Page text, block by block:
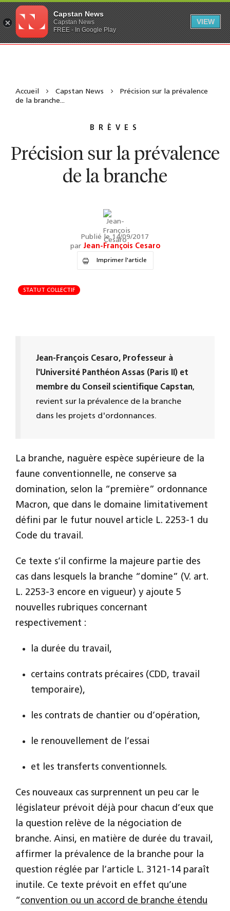
Accueil Capstan News
Précision sur la prévalence
de la branche...
BRÈVES
Précision sur la prévalence
de la branche
Publié le 14/09/2017
par Jean-François Cesaro
Imprimer l'article
STATUT COLLECTIF
Jean-François Cesaro, Professeur à
l'Université Panthéon Assas (Paris II) et
membre du Conseil scientifique Capstan,
revient sur la prévalence de la branche
dans les projets d'ordonnances.
La branche, naguère espèce supérieure de la
faune conventionnelle, ne conserve sa
domination, selon la “première” ordonnance
Macron, que dans le domaine limitativement
défini par le futur nouvel article L. 2253-1 du
Code du travail.
Ce texte s’il confirme la majeure partie des
cas dans lesquels la branche “domine” (V. art.
L. 2253-3 encore en vigueur) y ajoute 5
nouvelles rubriques concernant
respectivement :
la durée du travail,
certains contrats précaires (CDD, travail
temporaire),
les contrats de chantier ou d’opération,
le renouvellement de l’essai
et les transferts conventionnels.
Ces nouveaux cas surprennent un peu car le
législateur prévoit déjà pour chacun d’eux que
la question relève de la négociation de
branche. Ainsi, en matière de durée du travail,
affirmer la prévalence de la branche pour la
question réglée par l’article L. 3121-14 paraît
inutile. Ce texte prévoit en effet qu’une
“convention ou un accord de branche étendu
Capstan News
Capstan News
FREE - In Google Play
VIEW